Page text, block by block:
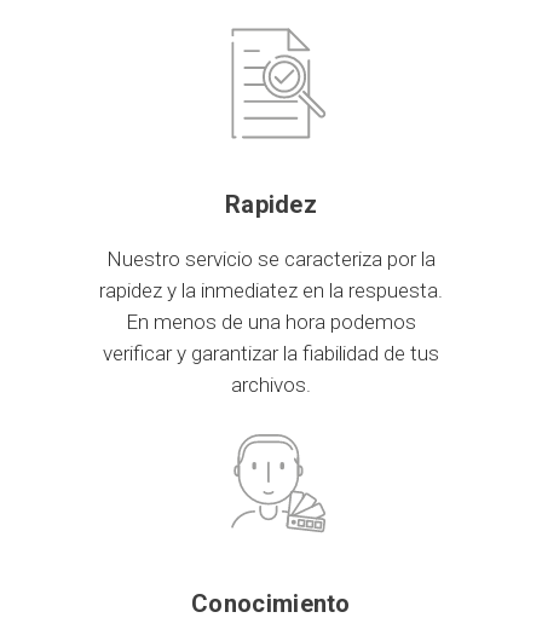
Rapidez
Nuestro servicio se caracteriza por la
rapidez y la inmediatez en la respuesta.
En menos de una hora podemos
verificar y garantizar la fiabilidad de tus
archivos.
Conocimiento